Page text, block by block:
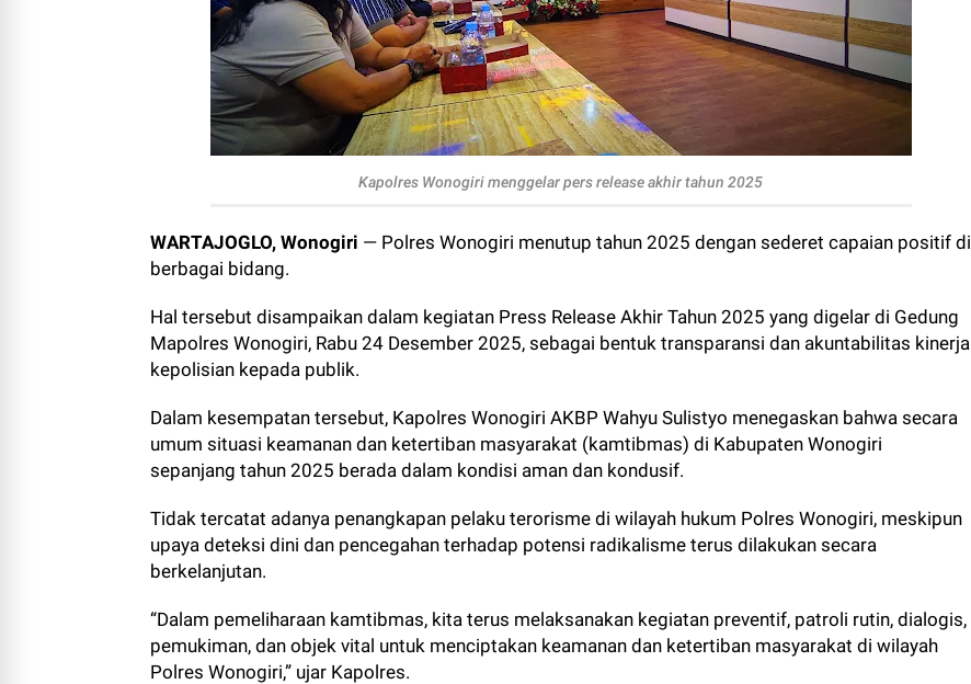
Kapolres Wonogiri menggelar pers release akhir tahun 2025
WARTAJOGLO, Wonogiri — Polres Wonogiri menutup tahun 2025 dengan sederet capaian positif di
berbagai bidang.
Hal tersebut disampaikan dalam kegiatan Press Release Akhir Tahun 2025 yang digelar di Gedung
Mapolres Wonogiri, Rabu 24 Desember 2025, sebagai bentuk transparansi dan akuntabilitas kinerja
kepolisian kepada publik.
Dalam kesempatan tersebut, Kapolres Wonogiri AKBP Wahyu Sulistyo menegaskan bahwa secara
umum situasi keamanan dan ketertiban masyarakat (kamtibmas) di Kabupaten Wonogiri
sepanjang tahun 2025 berada dalam kondisi aman dan kondusif.
Tidak tercatat adanya penangkapan pelaku terorisme di wilayah hukum Polres Wonogiri, meskipun
upaya deteksi dini dan pencegahan terhadap potensi radikalisme terus dilakukan secara
berkelanjutan.
“Dalam pemeliharaan kamtibmas, kita terus melaksanakan kegiatan preventif, patroli rutin, dialogis,
pemukiman, dan objek vital untuk menciptakan keamanan dan ketertiban masyarakat di wilayah
Polres Wonogiri,” ujar Kapolres.